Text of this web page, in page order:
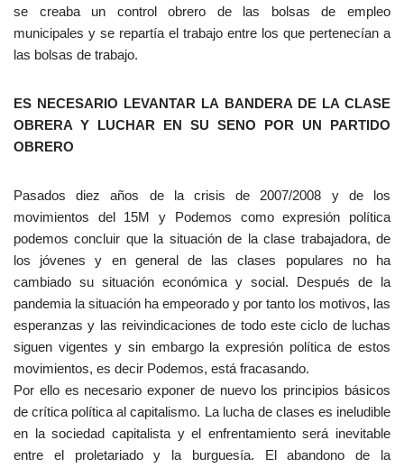
se creaba un control obrero de las bolsas de empleo
municipales y se repartía el trabajo entre los que pertenecían a
las bolsas de trabajo.
ES NECESARIO LEVANTAR LA BANDERA DE LA CLASE
OBRERA Y LUCHAR EN SU SENO POR UN PARTIDO
OBRERO
Pasados diez años de la crisis de 2007/2008 y de los
movimientos del 15M y Podemos como expresión política
podemos concluir que la situación de la clase trabajadora, de
los jóvenes y en general de las clases populares no ha
cambiado su situación económica y social. Después de la
pandemia la situación ha empeorado y por tanto los motivos, las
esperanzas y las reivindicaciones de todo este ciclo de luchas
siguen vigentes y sin embargo la expresión política de estos
movimientos, es decir Podemos, está fracasando.
Por ello es necesario exponer de nuevo los principios básicos
de crítica política al capitalismo. La lucha de clases es ineludible
en la sociedad capitalista y el enfrentamiento será inevitable
entre el proletariado y la burguesía. El abandono de la